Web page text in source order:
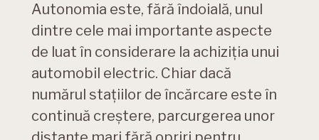
Autonomia este, fără îndoială, unul
dintre cele mai importante aspecte
de luat în considerare la achiziția unui
automobil electric. Chiar dacă
numărul stațiilor de încărcare este în
continuă creștere, parcurgerea unor